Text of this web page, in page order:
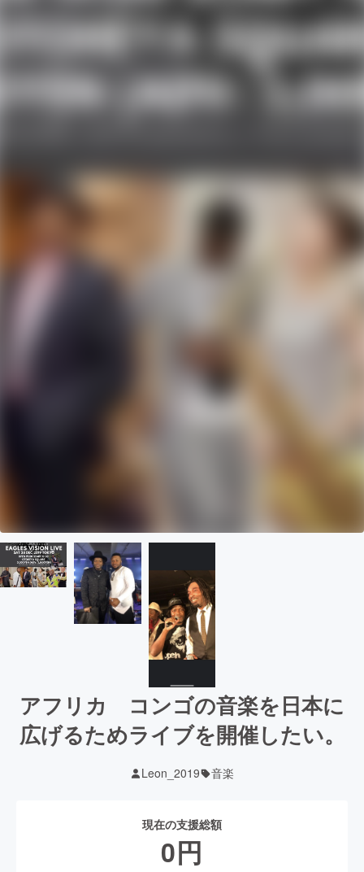
アフリカ コンゴの音楽を日本に
広げるためライブを開催したい。
Leon_2019 音楽
現在の支援総額
0円